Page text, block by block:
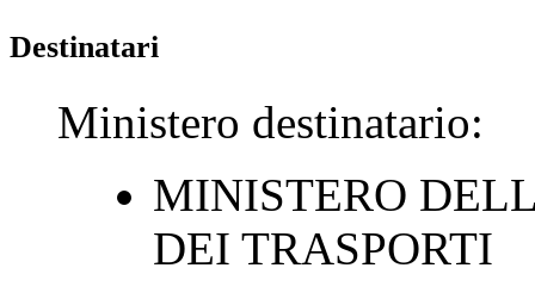
Destinatari
Ministero destinatario:
MINISTERO
DEI TRASPORTI